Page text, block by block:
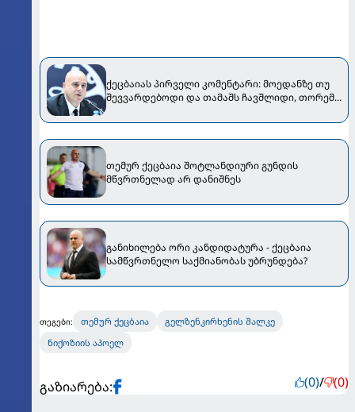
ქეცბაიას პირველი კომენტარი: მოედანზე თუ
შევვარდებოდი და თამაშს ჩავშლიდი, თორემ...
თემურ ქეცბაია შოტლანდიური გუნდის
მწვრთნელად არ დანიშნეს
განიხილება ორი კანდიდატურა - ქეცბაია
სამწვრთნელო საქმიანობას უბრუნდება?
თეგები: თემურ ქეცბაია
გელზენკირხენის შალკე
ნიქოზიის აპოელ
გაზიარება: (0)/ (0)